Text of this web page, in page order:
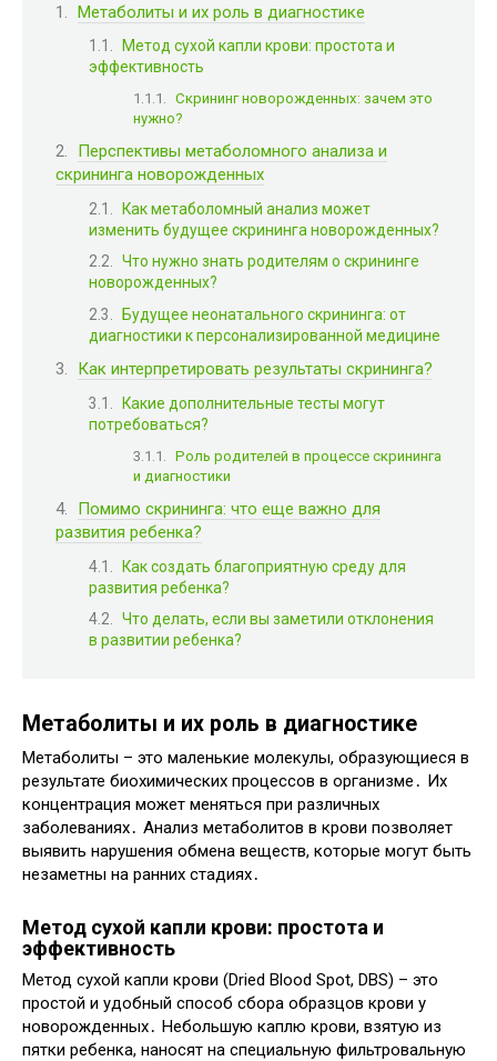
Метаболиты и их роль в диагностике
Метод сухой капли крови: простота и
эффективность
Скрининг новорожденных: зачем это
нужно?
Перспективы метаболомного анализа и
скрининга новорожденных
Как метаболомный анализ может
изменить будущее скрининга новорожденных?
Что нужно знать родителям о скрининге
новорожденных?
Будущее неонатального скрининга: от
диагностики к персонализированной медицине
Как интерпретировать результаты скрининга?
Какие дополнительные тесты могут
потребоваться?
Роль родителей в процессе скрининга
и диагностики
Помимо скрининга: что еще важно для
развития ребенка?
Как создать благоприятную среду для
развития ребенка?
Что делать, если вы заметили отклонения
в развитии ребенка?
Метаболиты и их роль в диагностике
Метаболиты – это маленькие молекулы, образующиеся в
результате биохимических процессов в организме․ Их
концентрация может меняться при различных
заболеваниях․ Анализ метаболитов в крови позволяет
выявить нарушения обмена веществ, которые могут быть
незаметны на ранних стадиях․
Метод сухой капли крови: простота и
эффективность
Метод сухой капли крови (Dried Blood Spot, DBS) – это
простой и удобный способ сбора образцов крови у
новорожденных․ Небольшую каплю крови, взятую из
пятки ребенка, наносят на специальную фильтровальную